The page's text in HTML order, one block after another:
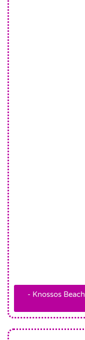
Knossos Beach Bungalows Suites Resort & Spa -